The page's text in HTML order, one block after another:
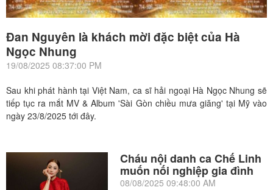
Đan Nguyên là khách mời đặc biệt của Hà
Ngọc Nhung
19/08/2025 08:37:00 PM
Sau khi phát hành tại Việt Nam, ca sĩ hải ngoại Hà Ngọc Nhung sẽ
tiếp tục ra mắt MV & Album 'Sài Gòn chiều mưa giăng' tại Mỹ vào
ngày 23/8/2025 tới đây.
Cháu nội danh ca Chế Linh
muốn nối nghiệp gia đình
08/08/2025 09:48:00 AM